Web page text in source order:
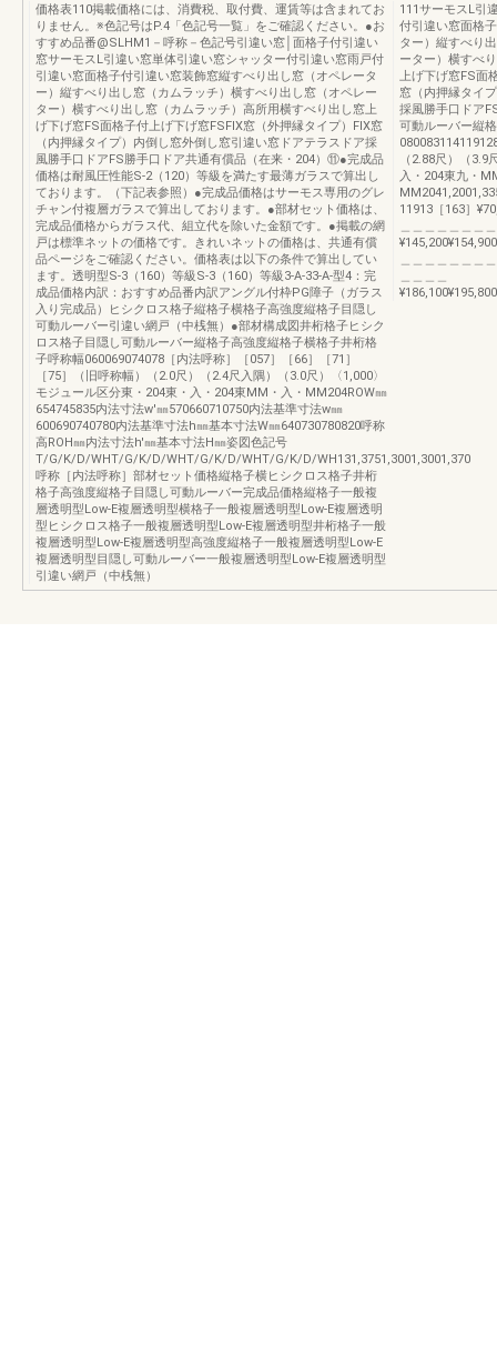
価格表110掲載価格には、消費税、取付費、運賃等は含まれてお
りません。※色記号はP.4「色記号一覧」をご確認ください。●お
すすめ品番@SLHM1－呼称－色記号引違い窓│面格子付引違い
窓サーモスL引違い窓単体引違い窓シャッター付引違い窓雨戸付
引違い窓面格子付引違い窓装飾窓縦すべり出し窓（オペレータ
ー）縦すべり出し窓（カムラッチ）横すべり出し窓（オペレー
ター）横すべり出し窓（カムラッチ）高所用横すべり出し窓上
げ下げ窓FS面格子付上げ下げ窓FSFIX窓（外押縁タイプ）FIX窓
（内押縁タイプ）内倒し窓外倒し窓引違い窓ドアテラスドア採
風勝手口ドアFS勝手口ドア共通有償品（在来・204）⑪●完成品
価格は耐風圧性能S-2（120）等級を満たす最薄ガラスで算出し
ております。（下記表参照）●完成品価格はサーモス専用のグレ
チャン付複層ガラスで算出しております。●部材セット価格は、
完成品価格からガラス代、組立代を除いた金額です。●掲載の網
戸は標準ネットの価格です。きれいネットの価格は、共通有償
品ページをご確認ください。価格表は以下の条件で算出してい
ます。透明型S-3（160）等級S-3（160）等級3-A-33-A-型4：完
成品価格内訳：おすすめ品番内訳アングル付枠PG障子（ガラス
入り完成品）ヒシクロス格子縦格子横格子高強度縦格子目隠し
可動ルーバー引違い網戸（中桟無）●部材構成図井桁格子ヒシク
ロス格子目隠し可動ルーバー縦格子高強度縦格子横格子井桁格
子呼称幅060069074078［内法呼称］［057］［66］［71］
［75］（旧呼称幅）（2.0尺）（2.4尺入隅）（3.0尺）〈1,000〉
モジュール区分東・204東・入・204東MM・入・MM204ROW㎜
654745835内法寸法w'㎜570660710750内法基準寸法w㎜
600690740780内法基準寸法h㎜基本寸法W㎜640730780820呼称
高ROH㎜内法寸法h'㎜基本寸法H㎜姿図色記号
T/G/K/D/WHT/G/K/D/WHT/G/K/D/WHT/G/K/D/WH131,3751,3001,3001,370
呼称［内法呼称］部材セット価格縦格子横ヒシクロス格子井桁
格子高強度縦格子目隠し可動ルーバー完成品価格縦格子一般複
層透明型Low-E複層透明型横格子一般複層透明型Low-E複層透明
型ヒシクロス格子一般複層透明型Low-E複層透明型井桁格子一般
複層透明型Low-E複層透明型高強度縦格子一般複層透明型Low-E
複層透明型目隠し可動ルーバー一般複層透明型Low-E複層透明型
引違い網戸（中桟無）
111サーモスL引
付引違い窓面格
ター）縦すべり
ーター）横すべ
上げ下げ窓FS面
窓（内押縁タイ
採風勝手口ドア
可動ルーバー縦
（2.88尺）（
入・204東九・
11913［163］